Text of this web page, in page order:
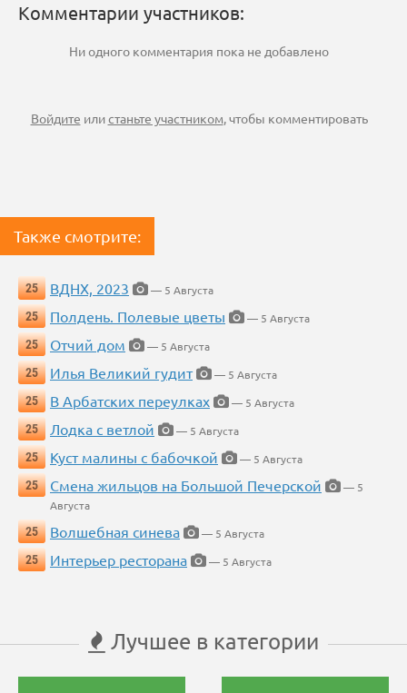
Комментарии участников:
Ни одного комментария пока не добавлено
Войдите илистаньте участником, чтобы комментировать
Также смотрите:
25 ВДНХ, 2023
— 5 Августа
25
Полдень. Полевые цветы
— 5 Августа
25
Отчий дом
— 5 Августа
25
Илья Великий гудит
— 5 Августа
25
В Арбатских переулках
— 5 Августа
25
Лодка с ветлой
— 5 Августа
25
Куст малины с бабочкой
— 5 Августа
25
Смена жильцов на Большой Печерской
— 5
Августа
25
Волшебная синева
— 5 Августа
25
Интерьер ресторана — 5 Августа
Лучшее в категории